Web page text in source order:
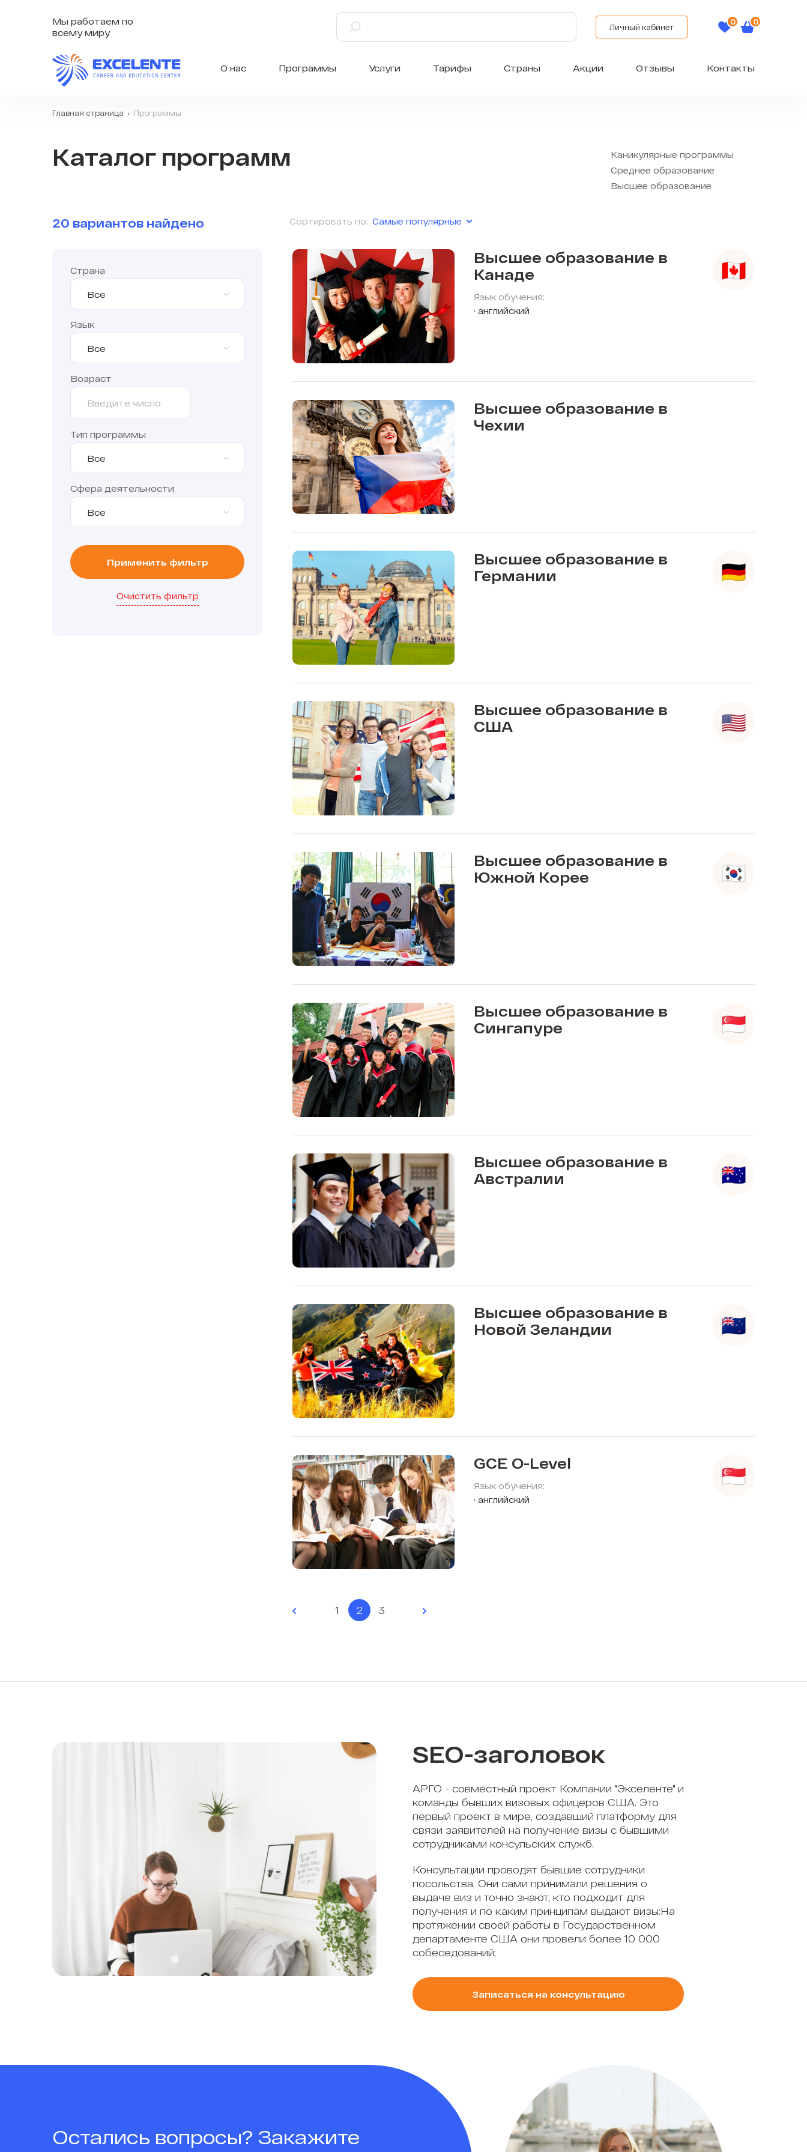
Мы работаем по
всему миру
Личный кабинет
О нас Программы Услуги Тарифы Страны Акции Отзывы Контакты
Главная страница Программы
Каталог программ
Каникулярные программы
Среднее образование
Высшее образование
20 вариантов найдено Сортировать по: Самые популярные
Страна
Все
Язык
Все
Возраст
Тип программы
Все
Сфера деятельности
Все
Применить фильтр
Очистить фильтр
Высшее образование в
Канаде
Язык обучения:
английский
Высшее образование в
Чехии
Высшее образование в
Германии
Высшее образование в
США
Высшее образование в
Южной Корее
Высшее образование в
Сингапуре
Высшее образование в
Австралии
Высшее образование в
Новой Зеландии
GCE O-Level
Язык обучения:
английский
1 2 3
SEO-заголовок
АРГО - совместный проект Компании "Экселенте" и
команды бывших визовых офицеров США. Это
первый проект в мире, создавший платформу для
связи заявителей на получение визы с бывшими
сотрудниками консульских служб.
Консультации проводят бывшие сотрудники
посольства. Они сами принимали решения о
выдаче виз и точно знают, кто подходит для
получения и по каким принципам выдают визы;На
протяжении своей работы в Государственном
департаменте США они провели более 10 000
собеседований;
Записаться на консультацию
Остались вопросы? Закажите